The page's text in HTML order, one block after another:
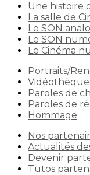
Une histoire
La salle de
Le SON
Le SON
Le Cinéma
Portraits/
Vidéothèque
Paroles de
Paroles de
Hommage
Nos
Actualités
Devenir
Tutos